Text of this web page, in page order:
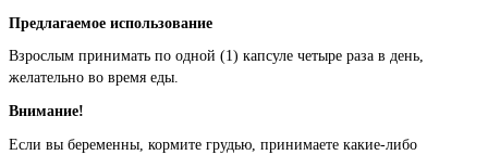
Предлагаемое использование
Взрослым принимать по одной (1) капсуле четыре раза в день,
желательно во время еды.
Внимание!
Если вы беременны, кормите грудью, принимаете какие-либо